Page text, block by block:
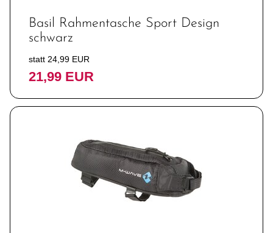
Basil Rahmentasche Sport Design
schwarz
statt 24,99 EUR
21,99 EUR